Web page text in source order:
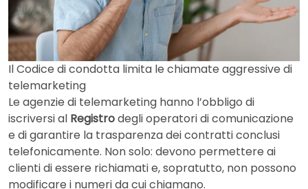
Il Codice di condotta limita le chiamate aggressive di
telemarketing
Le agenzie di telemarketing hanno l’obbligo di
iscriversi al Registrodegli operatori di comunicazione
e di garantire la trasparenza dei contratti conclusi
telefonicamente. Non solo: devono permettere ai
clienti di essere richiamati e, sopratutto, non possono
modificare i numeri da cui chiamano.